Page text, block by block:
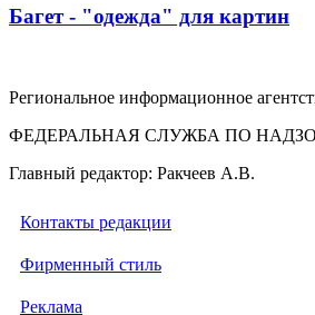
Багет - "одежда" для картин
Региональное информационное
ФЕДЕРАЛЬНАЯ СЛУЖБА ПО
Главный редактор: Ракчеев А.В.
Контакты редакции
Фирменный стиль
Реклама